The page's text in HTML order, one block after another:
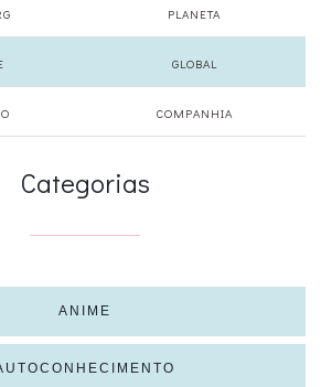
PLANETA
GLOBAL
COMPANHIA
Categorias
ANIME